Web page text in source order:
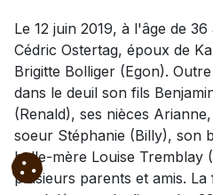
Le 12 juin 2019, à l'âge de
Cédric Ostertag, époux de
Brigitte Bolliger (Egon).
dans le deuil son fils
(Renald), ses nièces
soeur Stéphanie (Billy), son
belle-mère Louise Tremblay
plusieurs parents et amis.